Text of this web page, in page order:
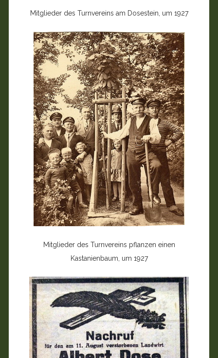
Mitglieder des Turnvereins am Dosestein, um 1927
Mitglieder des Turnvereins pflanzen einen
Kastanienbaum, um 1927